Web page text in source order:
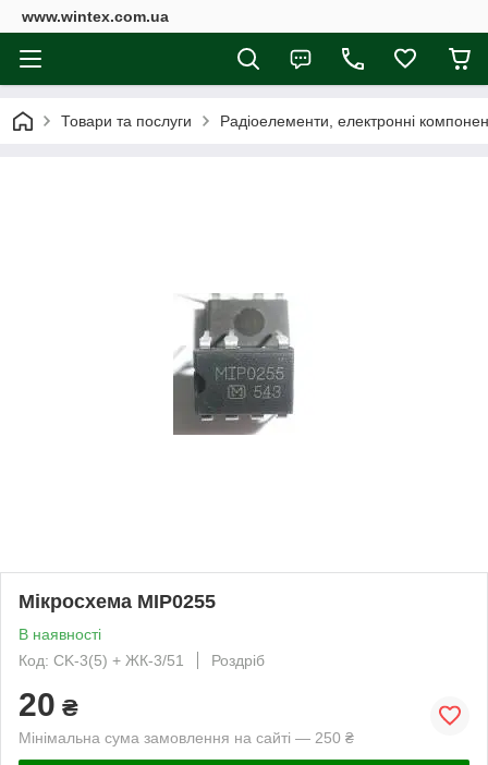
www.wintex.com.ua
Товари та послуги Радіоелементи, електронні
Мікросхема MIP0255
В наявності
Код: CK-3(5) + ЖК-3/51
Роздріб
20 ₴
Мінімальна сума замовлення на сайті — 250 ₴